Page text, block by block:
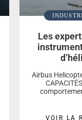
Les
Airbus
VOIR LA